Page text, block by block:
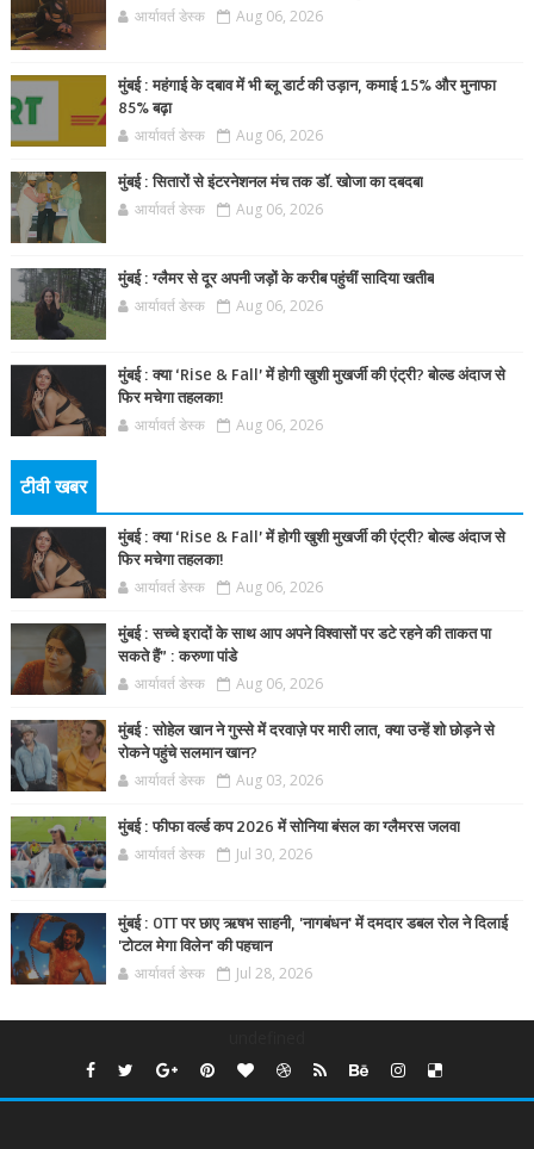
आर्यावर्त डेस्क Aug 06, 2026
मुंबई : महंगाई के दबाव में भी ब्लू डार्ट की उड़ान, कमाई 15% और मुनाफा
85% बढ़ा
आर्यावर्त डेस्क Aug 06, 2026
मुंबई : सितारों से इंटरनेशनल मंच तक डॉ. खोजा का दबदबा
आर्यावर्त डेस्क Aug 06, 2026
मुंबई : ग्लैमर से दूर अपनी जड़ों के करीब पहुंचीं सादिया खतीब
आर्यावर्त डेस्क Aug 06, 2026
मुंबई : क्या ‘Rise & Fall’ में होगी खुशी मुखर्जी की एंट्री? बोल्ड अंदाज से
फिर मचेगा तहलका!
आर्यावर्त डेस्क Aug 06, 2026
टीवी खबर
मुंबई : क्या ‘Rise & Fall’ में होगी खुशी मुखर्जी की एंट्री? बोल्ड अंदाज से
फिर मचेगा तहलका!
आर्यावर्त डेस्क Aug 06, 2026
मुंबई : सच्चे इरादों के साथ आप अपने विश्वासों पर डटे रहने की ताकत पा
सकते हैं” : करुणा पांडे
आर्यावर्त डेस्क Aug 06, 2026
मुंबई : सोहेल खान ने गुस्से में दरवाज़े पर मारी लात, क्या उन्हें शो छोड़ने से
रोकने पहुंचे सलमान खान?
आर्यावर्त डेस्क Aug 03, 2026
मुंबई : फीफा वर्ल्ड कप 2026 में सोनिया बंसल का ग्लैमरस जलवा
आर्यावर्त डेस्क Jul 30, 2026
मुंबई : OTT पर छाए ऋषभ साहनी, 'नागबंधन' में दमदार डबल रोल ने दिलाई
'टोटल मेगा विलेन' की पहचान
आर्यावर्त डेस्क Jul 28, 2026